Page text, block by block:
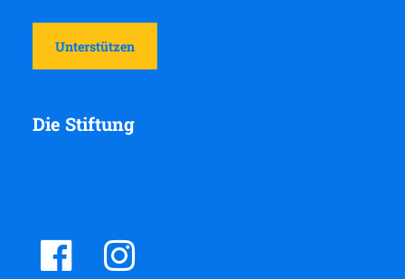
Unterstützen
Die Stiftung